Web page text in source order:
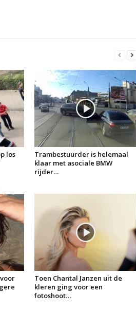
los
Trambestuurder is helemaal
klaar met asociale BMW
rijder…
Toen Chantal Janzen uit de
kleren ging voor een
fotoshoot…